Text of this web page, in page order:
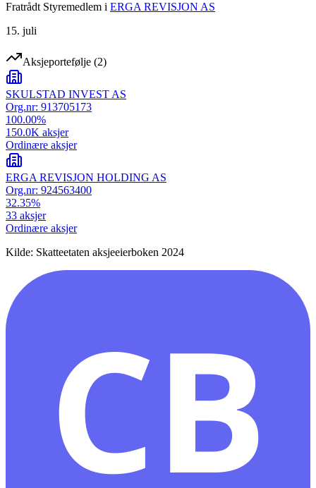
Fratrådt Styremedlem i ERGA REVISJON AS
15. juli
Aksjeportefølje (2)
SKULSTAD INVEST AS
Org.nr: 913705173
100.00%
150.0K aksjer
Ordinære aksjer
ERGA REVISJON HOLDING AS
Org.nr: 924563400
32.35%
33 aksjer
Ordinære aksjer
Kilde: Skatteetaten aksjeeierboken 2024
CB